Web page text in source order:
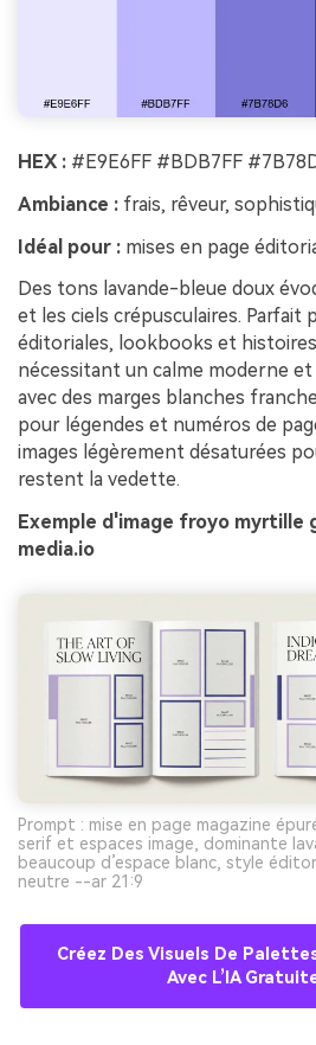
HEX : #E9E6FF #BDB7FF
Ambiance : frais, rêveur,
Idéal pour : mises en page
Des tons lavande-bleue doux
et les ciels crépusculaires. Parfait
éditoriales, lookbooks et
nécessitant un calme moderne et
avec des marges blanches
pour légendes et numéros de
images légèrement désaturées
restent la vedette.
Exemple d'image froyo myrtille
media.io
Prompt : mise en page magazine
serif et espaces image, dominante
beaucoup d’espace blanc, style
neutre --ar 21:9
Créez Des Visuels De
Avec L’IA